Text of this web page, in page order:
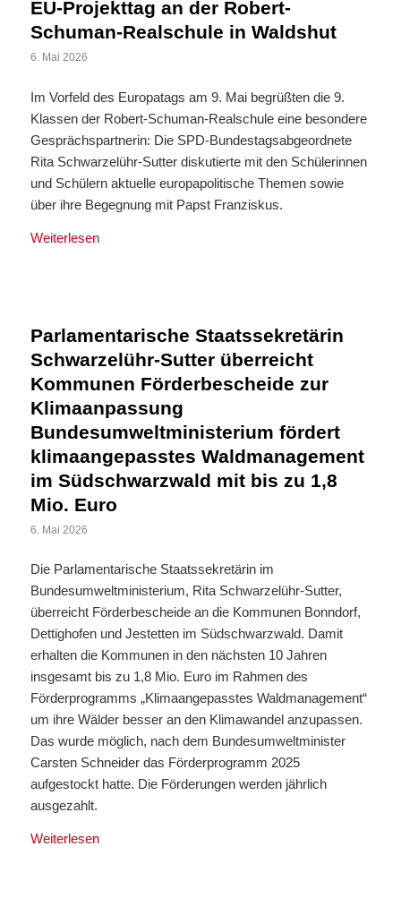
EU-Projekttag an der Robert-
Schuman-Realschule in Waldshut
6. Mai 2026
Im Vorfeld des Europatags am 9. Mai begrüßten die 9.
Klassen der Robert-Schuman-Realschule eine besondere
Gesprächspartnerin: Die SPD-Bundestagsabgeordnete
Rita Schwarzelühr-Sutter diskutierte mit den Schülerinnen
und Schülern aktuelle europapolitische Themen sowie
über ihre Begegnung mit Papst Franziskus.
Weiterlesen
Parlamentarische Staatssekretärin
Schwarzelühr-Sutter überreicht
Kommunen Förderbescheide zur
Klimaanpassung
Bundesumweltministerium fördert
klimaangepasstes Waldmanagement
im Südschwarzwald mit bis zu 1,8
Mio. Euro
6. Mai 2026
Die Parlamentarische Staatssekretärin im
Bundesumweltministerium, Rita Schwarzelühr-Sutter,
überreicht Förderbescheide an die Kommunen Bonndorf,
Dettighofen und Jestetten im Südschwarzwald. Damit
erhalten die Kommunen in den nächsten 10 Jahren
insgesamt bis zu 1,8 Mio. Euro im Rahmen des
Förderprogramms „Klimaangepasstes Waldmanagement“
um ihre Wälder besser an den Klimawandel anzupassen.
Das wurde möglich, nach dem Bundesumweltminister
Carsten Schneider das Förderprogramm 2025
aufgestockt hatte. Die Förderungen werden jährlich
ausgezahlt.
Weiterlesen